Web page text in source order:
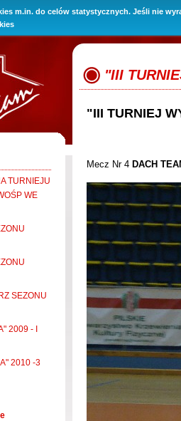
m.in. do celów statystycznych. Jeśli nie
Oferta Baza wiedzy Kontakt i
TURNIEJU
WE
SEZONU
2009 - I
2010 -3
"III
"III TURNIEJ
Mecz Nr 4 DACH